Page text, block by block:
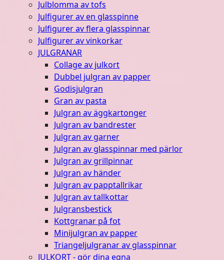
Julblomma av tofs
Julfigurer av en glasspinne
Julfigurer av flera glasspinnar
Julfigurer av vinkorkar
JULGRANAR
Collage av julkort
Dubbel julgran av papper
Godisjulgran
Gran av pasta
Julgran av äggkartonger
Julgran av bandrester
Julgran av garner
Julgran av glasspinnar med pärlor
Julgran av grillpinnar
Julgran av händer
Julgran av papptallrikar
Julgran av tallkottar
Julgransbestick
Kottgranar på fot
Minijulgran av papper
Triangeljulgranar av glasspinnar
JULKORT - gör dina egna